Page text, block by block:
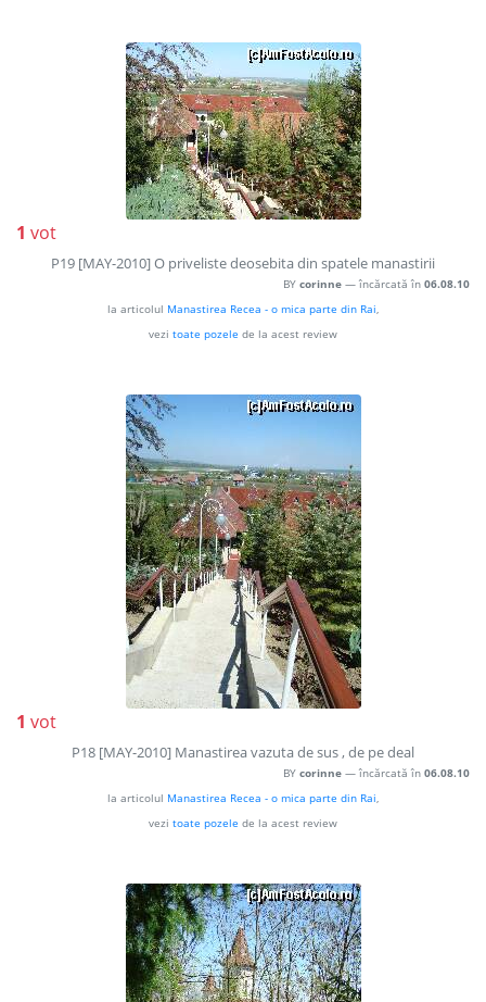
1 vot
P19 [MAY-2010] O priveliste deosebita din spatele manastirii
BY corinne — încărcată în 06.08.10
la articolul Manastirea Recea - o mica parte din Rai,
vezi toate pozele de la acest review
1 vot
P18 [MAY-2010] Manastirea vazuta de sus , de pe deal
BY corinne — încărcată în 06.08.10
la articolul Manastirea Recea - o mica parte din Rai,
vezi toate pozele de la acest review